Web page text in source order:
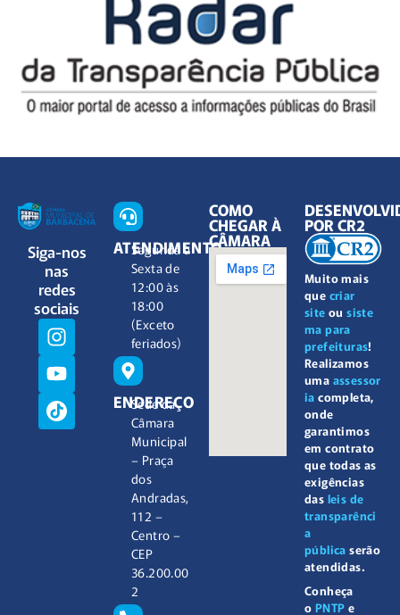
Siga-nos
nas
redes
sociais
ATENDIMENTO
Segunda à
Sexta de
12:00 às
18:00
(Exceto
feriados)
ENDEREÇO
Sede da
Câmara
Municipal
– Praça
dos
Andradas,
112 –
Centro –
CEP
36.200.00
2
COMO
CHEGAR À
CÂMARA
Muito mais
que criar
site ousiste
ma para
prefeituras!
Realizamos
uma assessor
ia completa,
onde
garantimos
em contrato
que todas as
exigências
das leis de
transparênci
a
pública serão
atendidas.
Conheça
o PNTP e
POR CR2